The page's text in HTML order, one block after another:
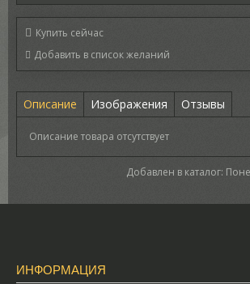
Купить сейчас
Описание Изображения Отзывы
Описание товара отсутствует
Добавлен в каталог:
ИНФОРМАЦИЯ